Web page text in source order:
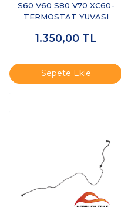
S60 V60 S80 V70 XC60-
TERMOSTAT YUVASI
1.350,00 TL
Sepete Ekle